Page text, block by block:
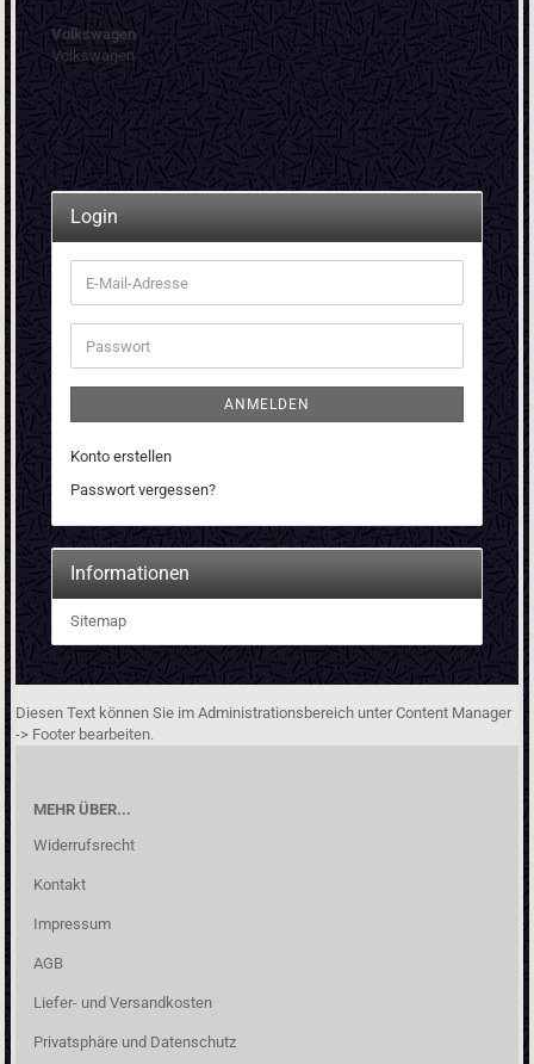
Volkswagen
Volkswagen
Login
E-
Mail-
Adresse
Passwort
ANMELDEN
Konto erstellen
Passwort vergessen?
Informationen
Sitemap
Diesen Text können Sie im Administrationsbereich unter Content Manager
-> Footer bearbeiten.
MEHR ÜBER...
Widerrufsrecht
Kontakt
Impressum
AGB
Liefer- und Versandkosten
Privatsphäre und Datenschutz